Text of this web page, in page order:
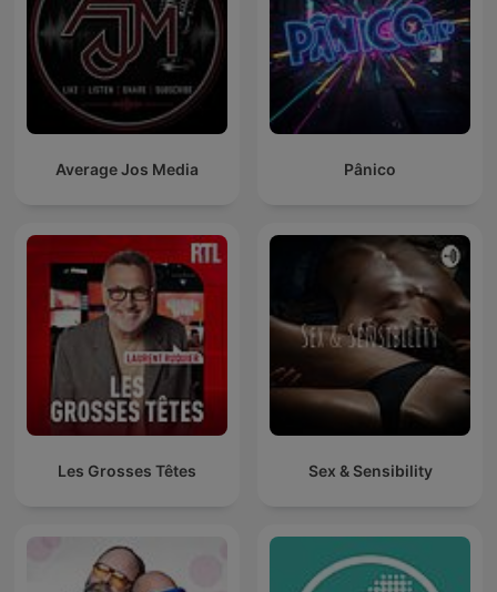
Average Jos Media Pânico
Les Grosses Têtes Sex & Sensibility